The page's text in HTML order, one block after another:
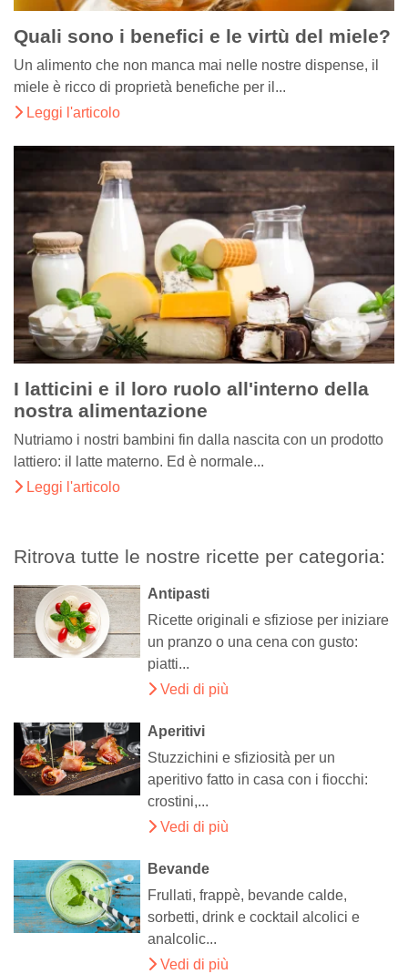
Quali sono i benefici e le virtù del miele?
Un alimento che non manca mai nelle nostre dispense, il
miele è ricco di proprietà benefiche per il...
Leggi l'articolo
I latticini e il loro ruolo all'interno della
nostra alimentazione
Nutriamo i nostri bambini fin dalla nascita con un prodotto
lattiero: il latte materno. Ed è normale...
Leggi l'articolo
Ritrova tutte le nostre ricette per categoria:
Antipasti
Ricette originali e sfiziose per iniziare
un pranzo o una cena con gusto:
piatti...
Vedi di più
Aperitivi
Stuzzichini e sfiziosità per un
aperitivo fatto in casa con i fiocchi:
crostini,...
Vedi di più
Bevande
Frullati, frappè, bevande calde,
sorbetti, drink e cocktail alcolici e
analcolic...
Vedi di più